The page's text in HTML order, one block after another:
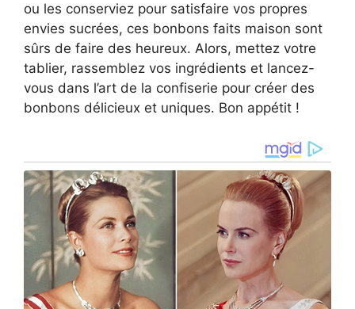
ou les conserviez pour satisfaire vos propres
envies sucrées, ces bonbons faits maison sont
sûrs de faire des heureux. Alors, mettez votre
tablier, rassemblez vos ingrédients et lancez-
vous dans l’art de la confiserie pour créer des
bonbons délicieux et uniques. Bon appétit !